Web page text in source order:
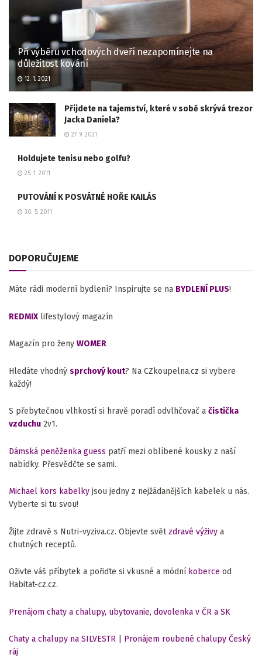
Při výběru vchodových dveří nezapomínejte na
důležitost kování
12. 1. 2021
Přijdete na tajemství, které v sobě skrývá trezor
Jacka Daniela?
27. 9. 2021
Holdujete tenisu nebo golfu?
25. 1. 2011
PUTOVÁNÍ K POSVÁTNÉ HOŘE KAILÁS
30. 5. 2011
DOPORUČUJEME
Máte rádi moderní bydlení? Inspirujte se na BYDLENÍ PLUS!
REDMIX lifestylový magazín
Magazín pro ženy WOMER
Hledáte vhodný sprchový kout? Na CZkoupelna.cz si vybere
každý!
S přebytečnou vlhkostí si hravě poradí odvlhčovač a čistička
vzduchu 2v1.
Dámská peněženka guess patří mezi oblíbené kousky z naší
nabídky. Přesvědčte se sami.
Michael kors kabelky jsou jedny z nejžádanějších kabelek u nás.
Vyberte si tu svou!
Žijte zdravě s Nutri-vyziva.cz. Objevte světzdravé výživy a
chutných receptů.
Oživte váš příbytek a pořiďte si vkusné a módní koberce od
Habitat-cz.cz.
Prenájom chaty a chalupy, ubytovanie, dovolenka v ČR a SK
Chaty a chalupy na SILVESTR
Pronájem roubené chalupy Český
ráj